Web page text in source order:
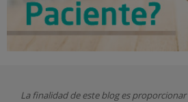
La finalidad de este blog es